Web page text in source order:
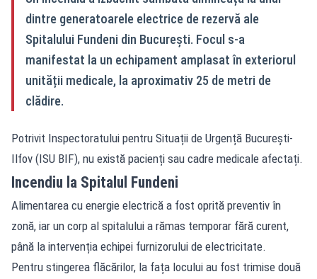
dintre generatoarele electrice de rezervă ale
Spitalului Fundeni din București. Focul s-a
manifestat la un echipament amplasat în exteriorul
unității medicale, la aproximativ 25 de metri de
clădire.
Potrivit Inspectoratului pentru Situații de Urgență București-
Ilfov (ISU BIF), nu există pacienți sau cadre medicale afectați.
Incendiu la Spitalul Fundeni
Alimentarea cu energie electrică a fost oprită preventiv în
zonă, iar un corp al spitalului a rămas temporar fără curent,
până la intervenția echipei furnizorului de electricitate.
Pentru stingerea flăcărilor, la fața locului au fost trimise două